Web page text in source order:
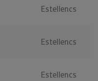
Estellencs
Estellencs
Estellencs